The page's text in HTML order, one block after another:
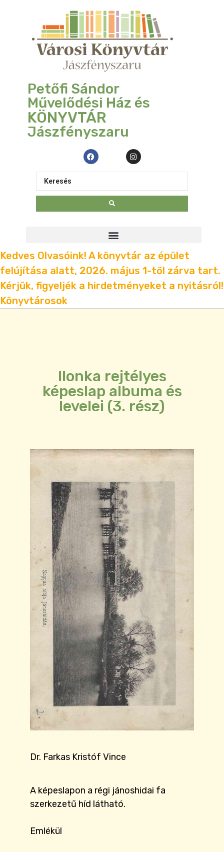
Petőfi Sándor
Művelődési Ház és
KÖNYVTÁR
Jászfényszaru
Kedves Olvasóink! A könyvtár az épület
felújítása alatt, 2026. május 1-től zárva tart.
Kérjük, figyeljék a hirdetményeket a nyitásról!
Könyvtárosok
Ilonka rejtélyes
képeslap albuma és
levelei (3. rész)
Dr. Farkas Kristóf Vince
A képeslapon a régi jánoshidai fa
szerkezetű híd látható.
Emlékül